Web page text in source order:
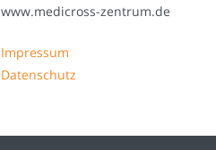
www.medicross-zentrum.de
Impressum
Datenschutz